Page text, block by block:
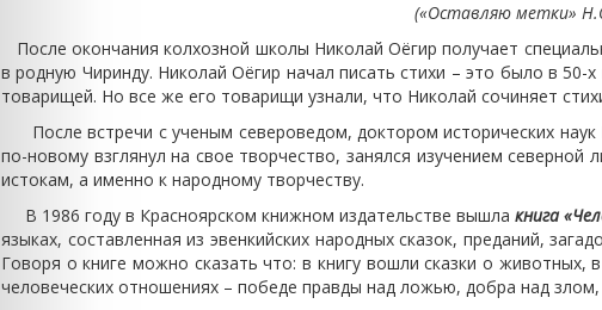
(«Оставляю метки»
После окончания колхозной школы Николай Оёгир получает
в родную Чиринду. Николай Оёгир начал писать стихи – это было в 50-
товарищей. Но все же его товарищи узнали, что Николай сочиняет
После встречи с ученым североведом, доктором исторических
по-новому взглянул на свое творчество, занялся изучением северной
истокам, а именно к народному творчеству.
В 1986 году в Красноярском книжном издательстве вышла книга
языках, составленная из эвенкийских народных сказок, преданий,
Говоря о книге можно сказать что: в книгу вошли сказки о животных,
человеческих отношениях – победе правды над ложью, добра над злом,